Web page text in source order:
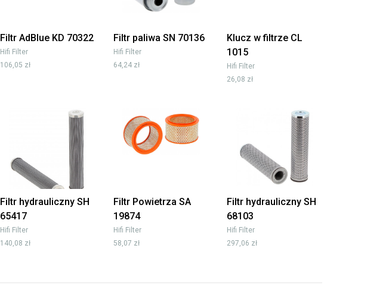
Filtr AdBlue KD 70322
Hifi Filter
106,05 zł
Filtr paliwa SN 70136
Hifi Filter
64,24 zł
Klucz w filtrze CL
1015
Hifi Filter
26,08 zł
Filtr hydrauliczny SH
65417
Hifi Filter
140,08 zł
Filtr Powietrza SA
19874
Hifi Filter
58,07 zł
Filtr hydrauliczny SH
68103
Hifi Filter
297,06 zł